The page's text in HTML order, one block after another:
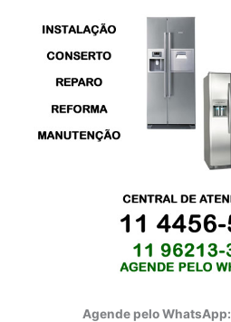
Agende pelo WhatsApp: